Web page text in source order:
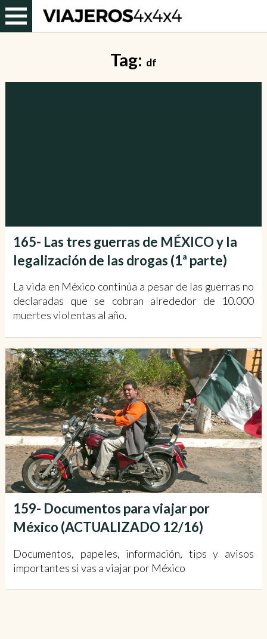
Tag: df
165- Las tres guerras de MÉXICO y la
legalización de las drogas (1ª parte)
La vida en México continúa a pesar de las guerras no
declaradas que se cobran alrededor de 10.000
muertes violentas al año.
159- Documentos para viajar por
México (ACTUALIZADO 12/16)
Documentos, papeles, información, tips y avisos
importantes si vas a viajar por México